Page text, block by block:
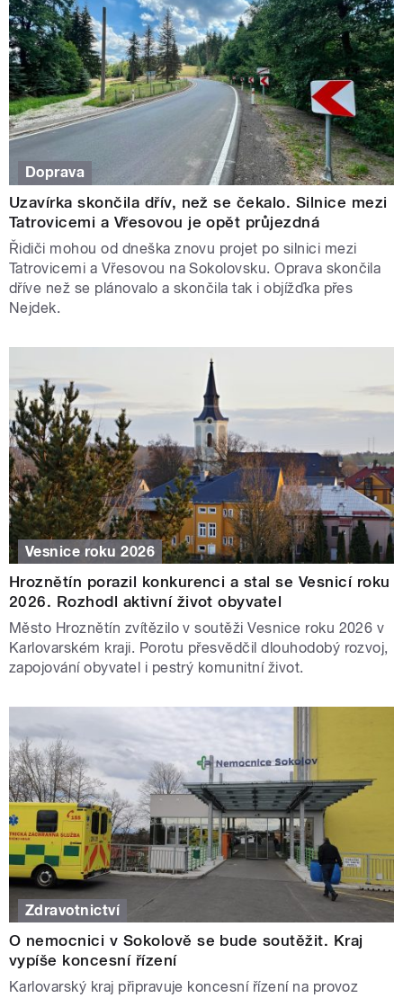
Doprava
Uzavírka skončila dřív, než se čekalo. Silnice mezi
Tatrovicemi a Vřesovou je opět průjezdná
Řidiči mohou od dneška znovu projet po silnici mezi
Tatrovicemi a Vřesovou na Sokolovsku. Oprava skončila
dříve než se plánovalo a skončila tak i objížďka přes
Nejdek.
Vesnice roku 2026
Hroznětín porazil konkurenci a stal se Vesnicí roku
2026. Rozhodl aktivní život obyvatel
Město Hroznětín zvítězilo v soutěži Vesnice roku 2026 v
Karlovarském kraji. Porotu přesvědčil dlouhodobý rozvoj,
zapojování obyvatel i pestrý komunitní život.
Zdravotnictví
O nemocnici v Sokolově se bude soutěžit. Kraj
vypíše koncesní řízení
Karlovarský kraj připravuje koncesní řízení na provoz